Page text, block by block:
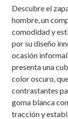
Descubre el
hombre, un
comodidad y
por su diseño
ocasión
presenta una
color oscuro,
contrastantes
goma blanca
tracción y